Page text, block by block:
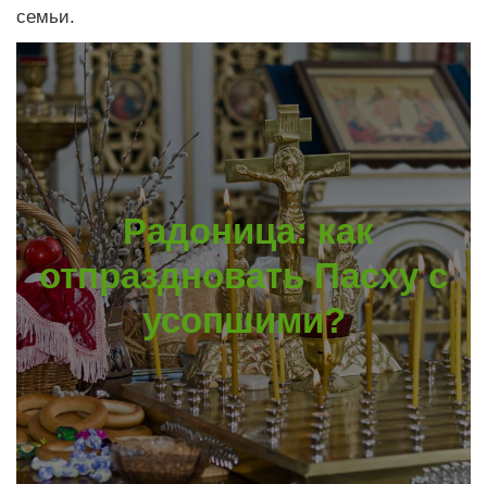
семьи.
Радоница: как
отпраздновать Пасху с
усопшими?